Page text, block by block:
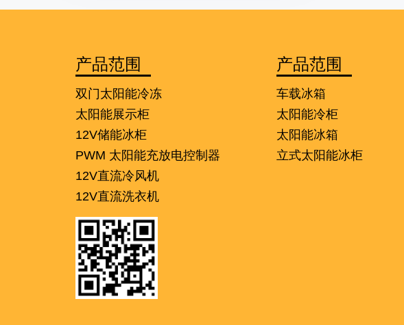
产品范围
双门太阳能冷冻
太阳能展示柜
12V储能冰柜
PWM 太阳能充放电控制器
12V直流冷风机
12V直流洗衣机
产品范围
车载冰箱
太阳能冷柜
太阳能冰箱
立式太阳能冰柜